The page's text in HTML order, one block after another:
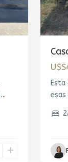
...
Esta
2
Tres